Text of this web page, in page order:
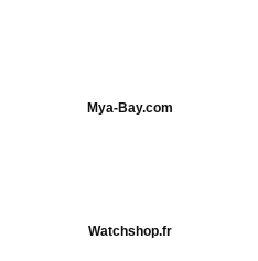
Mya-Bay.com
Watchshop.fr